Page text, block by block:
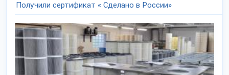
Получили сертификат « Сделано в России»